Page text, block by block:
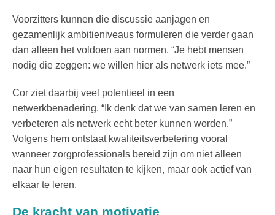
Voorzitters kunnen die discussie aanjagen en
gezamenlijk ambitieniveaus formuleren die verder gaan
dan alleen het voldoen aan normen. “Je hebt mensen
nodig die zeggen: we willen hier als netwerk iets mee.”
Cor ziet daarbij veel potentieel in een
netwerkbenadering. “Ik denk dat we van samen leren en
verbeteren als netwerk echt beter kunnen worden.”
Volgens hem ontstaat kwaliteitsverbetering vooral
wanneer zorgprofessionals bereid zijn om niet alleen
naar hun eigen resultaten te kijken, maar ook actief van
elkaar te leren.
De kracht van motivatie